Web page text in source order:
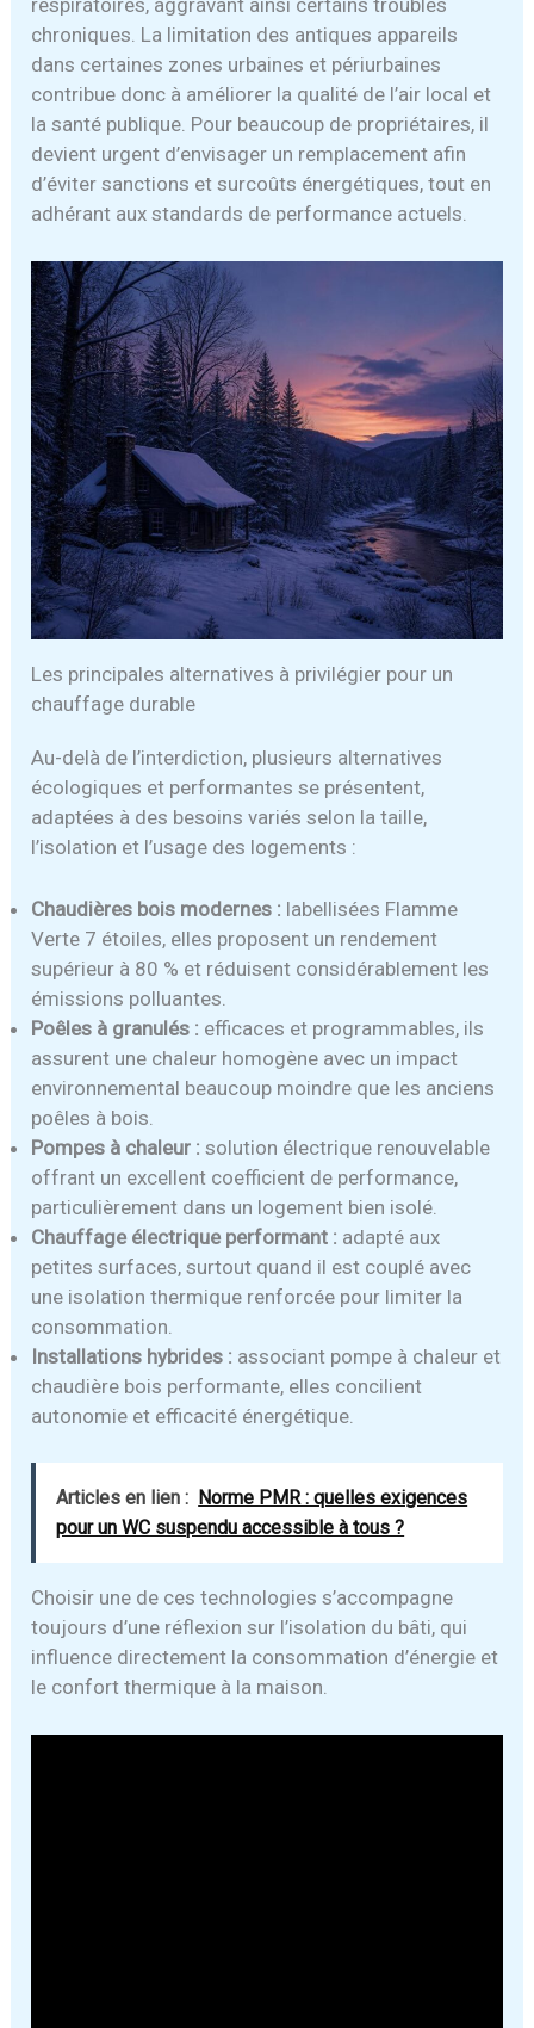
chroniques. La limitation des antiques appareils
dans certaines zones urbaines et périurbaines
contribue donc à améliorer la qualité de l’air local et
la santé publique. Pour beaucoup de propriétaires, il
devient urgent d’envisager un remplacement afin
d’éviter sanctions et surcoûts énergétiques, tout en
adhérant aux standards de performance actuels.
Les principales alternatives à privilégier pour un
chauffage durable
Au-delà de l’interdiction, plusieurs alternatives
écologiques et performantes se présentent,
adaptées à des besoins variés selon la taille,
l’isolation et l’usage des logements :
Chaudières bois modernes : labellisées Flamme
Verte 7 étoiles, elles proposent un rendement
supérieur à 80 % et réduisent considérablement les
émissions polluantes.
Poêles à granulés : efficaces et programmables, ils
assurent une chaleur homogène avec un impact
environnemental beaucoup moindre que les anciens
poêles à bois.
Pompes à chaleur : solution électrique renouvelable
offrant un excellent coefficient de performance,
particulièrement dans un logement bien isolé.
Chauffage électrique performant : adapté aux
petites surfaces, surtout quand il est couplé avec
une isolation thermique renforcée pour limiter la
consommation.
Installations hybrides : associant pompe à chaleur et
chaudière bois performante, elles concilient
autonomie et efficacité énergétique.
Articles en lien : Norme PMR : quelles exigences
pour un WC suspendu accessible à tous ?
Choisir une de ces technologies s’accompagne
toujours d’une réflexion sur l’isolation du bâti, qui
influence directement la consommation d’énergie et
le confort thermique à la maison.